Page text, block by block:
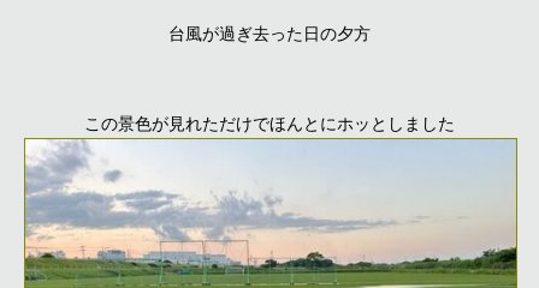
台風が過ぎ去った日の夕方
この景色が見れただけでほんとにホッとしました